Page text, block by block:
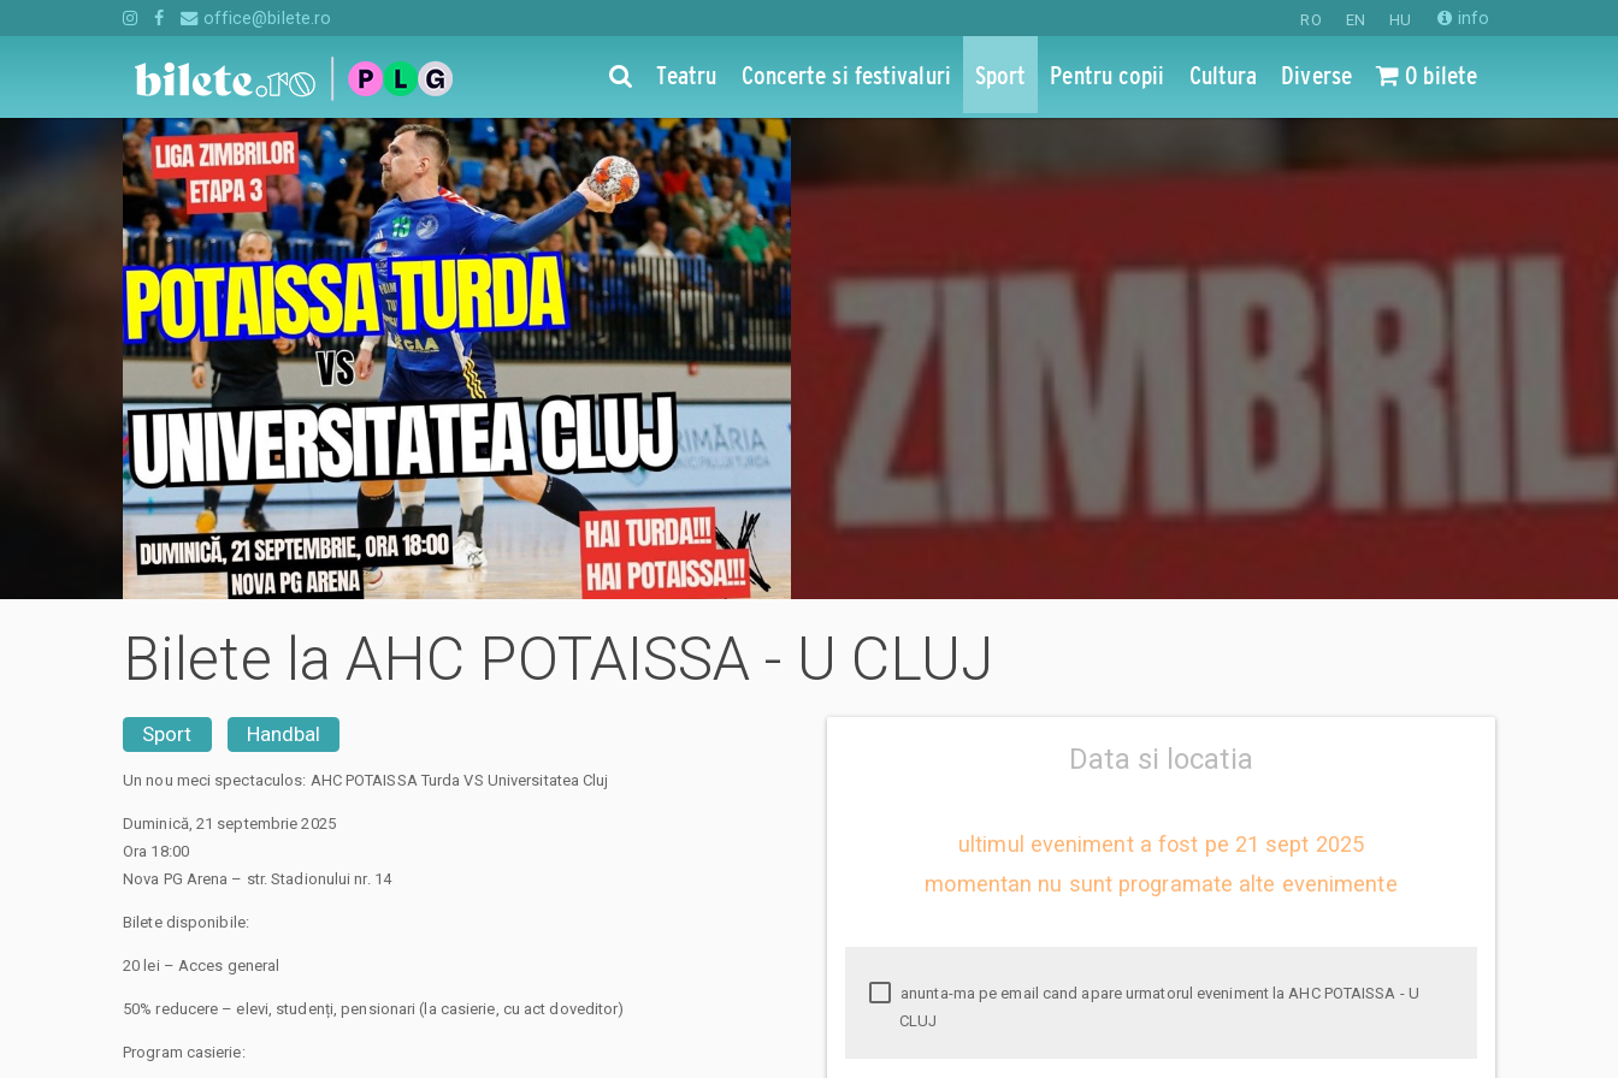
RO EN HU info
office@bilete.ro
Teatru Concerte si festivaluri Sport Pentru copii Cultura Diverse 0 bilete
Bilete la AHC POTAISSA - U CLUJ
Sport Handbal
Data si locatia
ultimul eveniment a fost pe 21 sept 2025
momentan nu sunt programate alte evenimente
CLUJ
Un nou meci spectaculos: AHC POTAISSA Turda VS Universitatea Cluj
Duminică, 21 septembrie 2025
Ora 18:00
Nova PG Arena – str. Stadionului nr. 14
Bilete disponibile:
20 lei – Acces general
50% reducere – elevi, studenți, pensionari (la casierie, cu act doveditor)
Program casierie: